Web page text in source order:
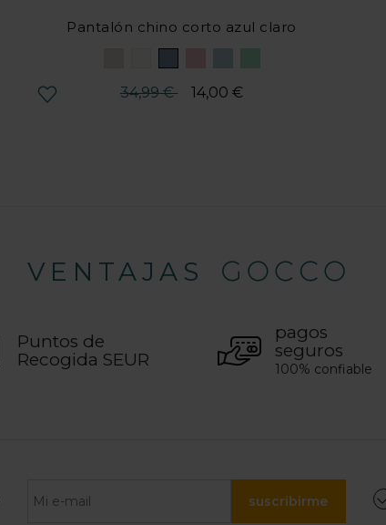
Pantalón chino corto azul claro
Precio reducido desde
34,99 €hasta
14,00 €
VENTAJAS
Puntos de
Recogida SEUR
pagos
seguros
100% confiable
suscribirme